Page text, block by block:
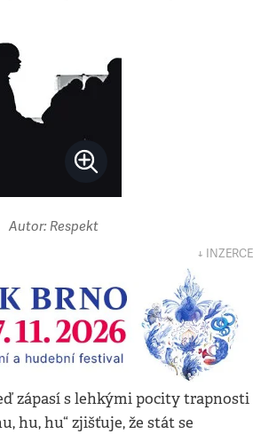
Autor: Respekt
↓ INZERCE
zápasí s lehkými pocity trapnosti
hu, hu“ zjišťuje, že stát se